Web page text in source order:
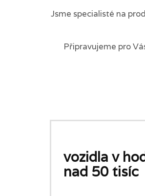
Jsme specialisté na
Připravujeme pro
vozidla v
nad 50 tisíc